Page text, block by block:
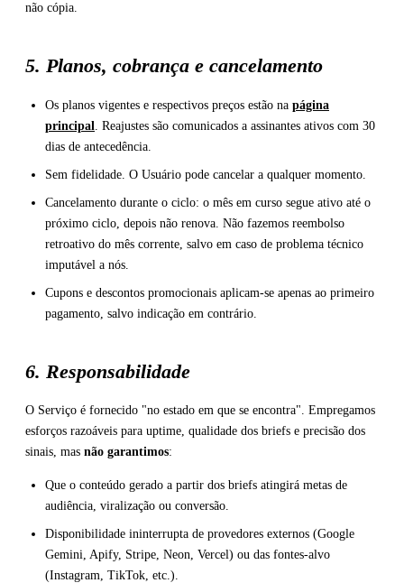
não cópia.
5. Planos, cobrança e cancelamento
Os planos vigentes e respectivos preços estão na página
principal . Reajustes são comunicados a assinantes ativos com 30
dias de antecedência.
Sem fidelidade. O Usuário pode cancelar a qualquer momento.
Cancelamento durante o ciclo: o mês em curso segue ativo até o
próximo ciclo, depois não renova. Não fazemos reembolso
retroativo do mês corrente, salvo em caso de problema técnico
imputável a nós.
Cupons e descontos promocionais aplicam-se apenas ao primeiro
pagamento, salvo indicação em contrário.
6. Responsabilidade
O Serviço é fornecido "no estado em que se encontra". Empregamos
esforços razoáveis para uptime, qualidade dos briefs e precisão dos
sinais, mas não garantimos:
Que o conteúdo gerado a partir dos briefs atingirá metas de
audiência, viralização ou conversão.
Disponibilidade ininterrupta de provedores externos (Google
Gemini, Apify, Stripe, Neon, Vercel) ou das fontes-alvo
(Instagram, TikTok, etc.).